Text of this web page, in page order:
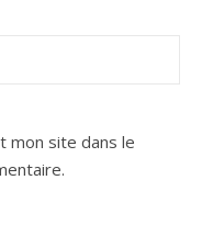
mon site dans le